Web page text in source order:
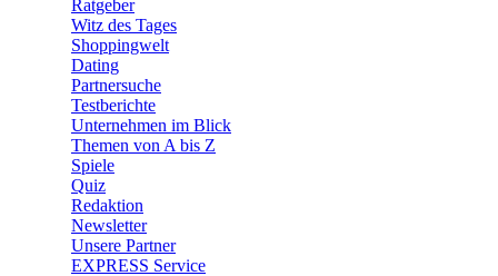
Ratgeber
Witz des Tages
Shoppingwelt
Dating
Partnersuche
Testberichte
Unternehmen im Blick
Themen von A bis Z
Spiele
Quiz
Redaktion
Newsletter
Unsere Partner
EXPRESS Service